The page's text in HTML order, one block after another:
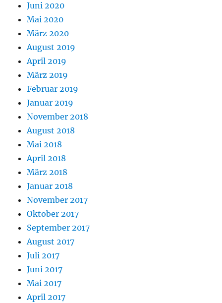
Juni 2020
Mai 2020
März 2020
August 2019
April 2019
März 2019
Februar 2019
Januar 2019
November 2018
August 2018
Mai 2018
April 2018
März 2018
Januar 2018
November 2017
Oktober 2017
September 2017
August 2017
Juli 2017
Juni 2017
Mai 2017
April 2017